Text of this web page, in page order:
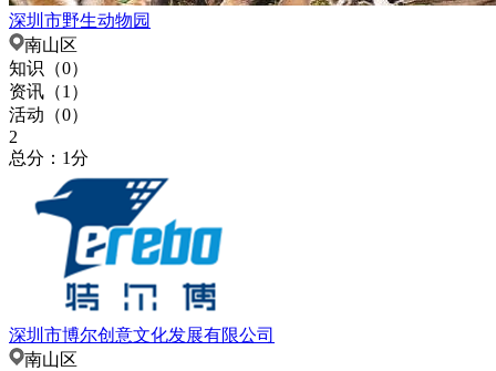
深圳市野生动物园
南山区
知识（0）
资讯（1 ）
活动（0）
2
总分：1分
深圳市博尔创意文化发展有限公司
南山区